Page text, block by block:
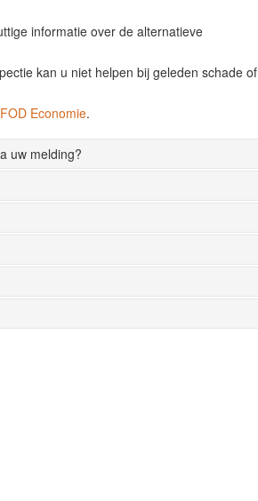
informatie over de alternatieve
kan u niet helpen bij geleden schade of
Economie.
uw melding?